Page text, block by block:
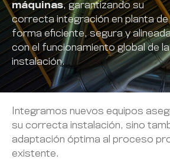
máquinas, garantizando su
correcta integración en planta de
forma eficiente, segura y
con el funcionamiento global de la
instalación.
Integramos nuevos equipos
su correcta instalación, sino
adaptación óptima al proceso
existente.